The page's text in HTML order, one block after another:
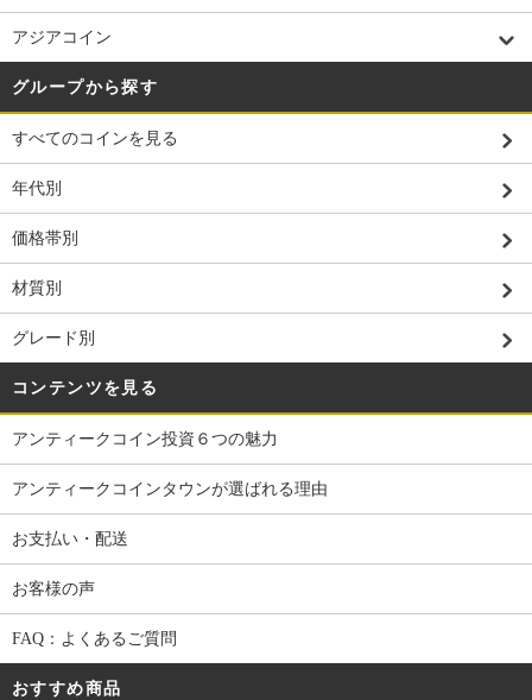
アジアコイン
グループから探す
すべてのコインを見る
年代別
価格帯別
材質別
グレード別
コンテンツを見る
アンティークコイン投資６つの魅力
アンティークコインタウンが選ばれる理由
お支払い・配送
お客様の声
FAQ：よくあるご質問
おすすめ商品